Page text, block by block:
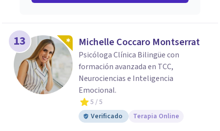
13 Michelle Coccaro Montserrat
Psicóloga Clínica Bilingüe con
formación avanzada en TCC,
Neurociencias e Inteligencia
Emocional.
5 / 5
Verificado
Terapia Online